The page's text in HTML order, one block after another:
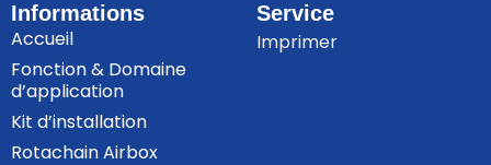
Informations
Accueil
Fonction & Domaine
d’application
Kit d’installation
Rotachain Airbox
Service
Imprimer